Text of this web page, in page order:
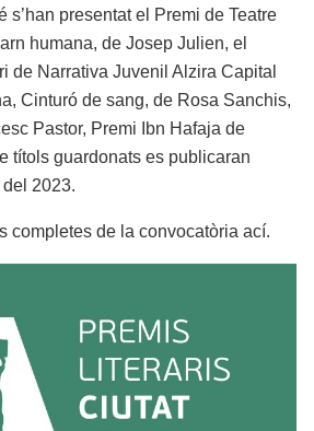
s’han presentat el Premi de Teatre
humana, de Josep Julien, el
de Narrativa Juvenil Alzira Capital
Cinturó de sang, de Rosa Sanchis,
Pastor, Premi Ibn Hafaja de
títols guardonats es publicaran
2023.
completes de la convocatòria ací.